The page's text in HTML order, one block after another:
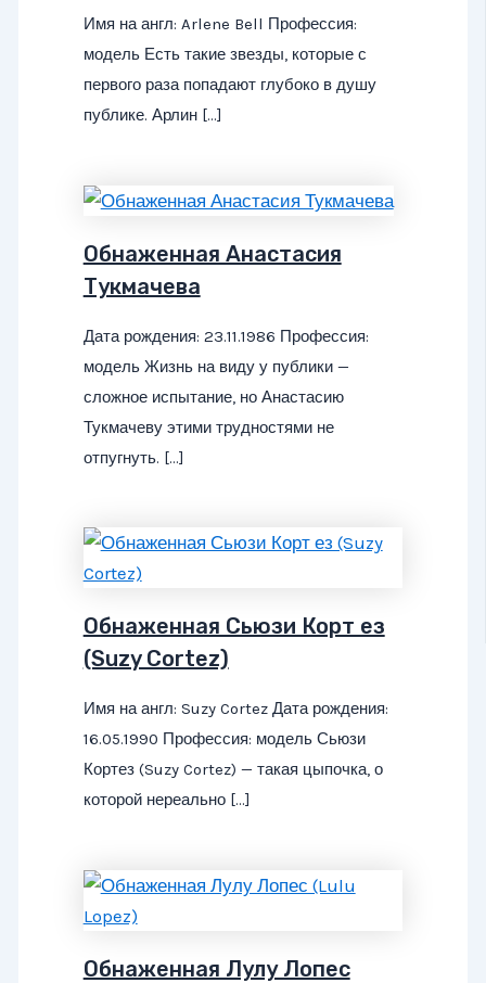
Имя на англ: Arlene Bell Профессия:
модель Есть такие звезды, которые с
первого раза попадают глубоко в душу
публике. Арлин […]
Обнаженная Анастасия
Тукмачева
Дата рождения: 23.11.1986 Профессия:
модель Жизнь на виду у публики —
сложное испытание, но Анастасию
Тукмачеву этими трудностями не
отпугнуть. […]
Обнаженная Сьюзи Корт ез
(Suzy Cortez)
Имя на англ: Suzy Cortez Дата рождения:
16.05.1990 Профессия: модель Сьюзи
Кортез (Suzy Cortez) — такая цыпочка, о
которой нереально […]
Обнаженная Лулу Лопес